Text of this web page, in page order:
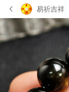
易祈吉祥